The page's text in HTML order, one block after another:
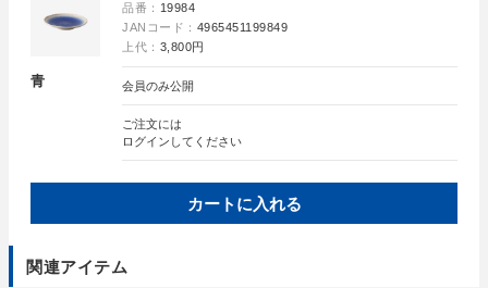
青
品番： 19984
JANコード： 4965451199849
上代： 3,800円
会員のみ公開
ご注文には
ログイン してください
カートに入れる
関連アイテム